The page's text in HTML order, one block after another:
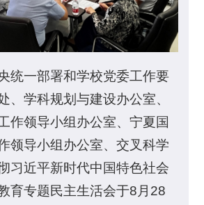
统一部署和学校党委工作要
、学科规划与建设办公室、
作领导小组办公室、宁夏国
领导小组办公室、交叉科学
习近平新时代中国特色社会
育专题民主生活会于8月28